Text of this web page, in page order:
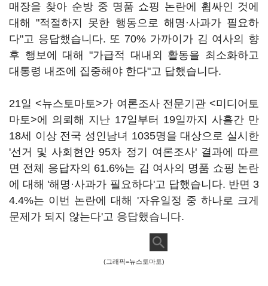
매장을 찾아 순방 중 명품 쇼핑 논란에 휩싸인 것에
대해 "적절하지 못한 행동으로 해명·사과가 필요하
다"고 응답했습니다. 또 70% 가까이가 김 여사의 향
후 행보에 대해 "가급적 대내외 활동을 최소화하고
대통령 내조에 집중해야 한다"고 답했습니다.
21일 <뉴스토마토>가 여론조사 전문기관 <미디어토
마토>에 의뢰해 지난 17일부터 19일까지 사흘간 만
18세 이상 전국 성인남녀 1035명을 대상으로 실시한
'선거 및 사회현안 95차 정기 여론조사' 결과에 따르
면 전체 응답자의 61.6%는 김 여사의 명품 쇼핑 논란
에 대해 '해명·사과가 필요하다'고 답했습니다. 반면 3
4.4%는 이번 논란에 대해 '자유일정 중 하나로 크게
문제가 되지 않는다'고 응답했습니다.
(그래픽=뉴스토마토)